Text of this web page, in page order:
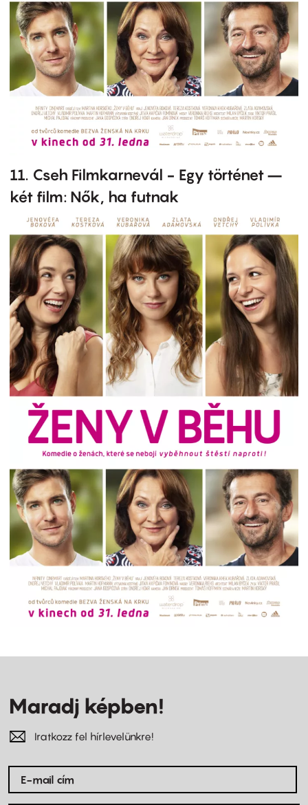
11. Cseh Filmkarnevál - Egy történet –
két film: Nők, ha futnak
Maradj képben!
Iratkozz fel hírlevelünkre!